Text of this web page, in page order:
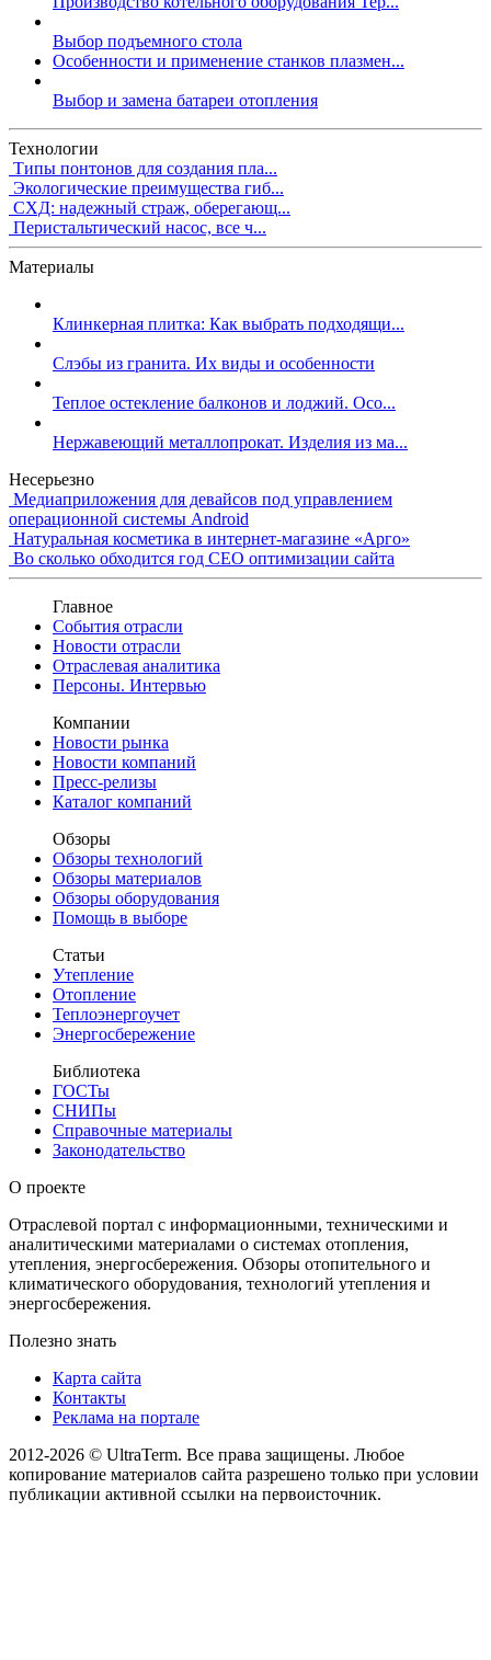
Выбор подъемного стола
Особенности и применение станков плазмен...
Выбор и замена батареи отопления
Технологии
Типы понтонов для создания пла...
Экологические преимущества гиб...
СХД: надежный страж, оберегающ...
Перистальтический насос, все ч...
Материалы
Клинкерная плитка: Как выбрать подходящи...
Слэбы из гранита. Их виды и особенности
Теплое остекление балконов и лоджий. Осо...
Нержавеющий металлопрокат. Изделия из ма...
Несерьезно
Медиаприложения для девайсов под управлением
операционной системы Android
Натуральная косметика в интернет-магазине «Арго»
Во сколько обходится год СЕО оптимизации сайта
Главное
События отрасли
Новости отрасли
Отраслевая аналитика
Персоны. Интервью
Компании
Новости рынка
Новости компаний
Пресс-релизы
Каталог компаний
Обзоры
Обзоры технологий
Обзоры материалов
Обзоры оборудования
Помощь в выборе
Статьи
Утепление
Отопление
Теплоэнергоучет
Энергосбережение
Библиотека
ГОСТы
СНИПы
Справочные материалы
Законодательство
О проекте
Отраслевой портал с информационными, техническими и
аналитическими материалами о системах отопления,
утепления, энергосбережения. Обзоры отопительного и
климатического оборудования, технологий утепления и
энергосбережения.
Полезно знать
Карта сайта
Контакты
Реклама на портале
2012-2026 © UltraTerm. Все права защищены. Любое
копирование материалов сайта разрешено только при условии
публикации активной ссылки на первоисточник.